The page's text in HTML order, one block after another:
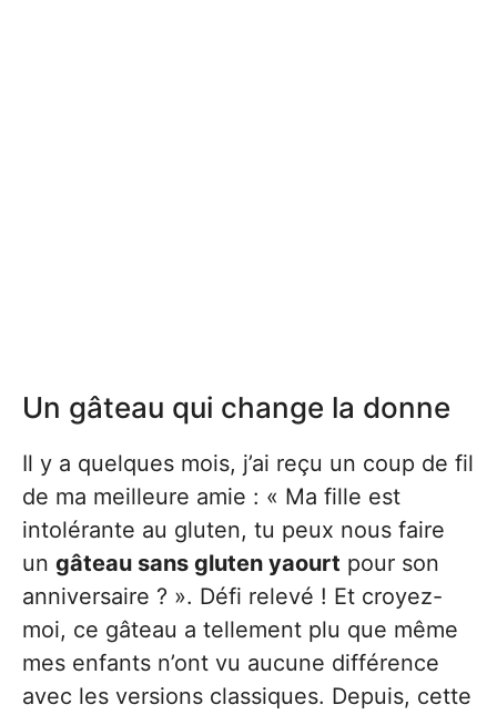
Un gâteau qui change la donne
Il y a quelques mois, j’ai reçu un coup de fil
de ma meilleure amie : « Ma fille est
intolérante au gluten, tu peux nous faire
un gâteau sans gluten yaourt pour son
anniversaire ? ». Défi relevé ! Et croyez-
moi, ce gâteau a tellement plu que même
mes enfants n’ont vu aucune différence
avec les versions classiques. Depuis, cette